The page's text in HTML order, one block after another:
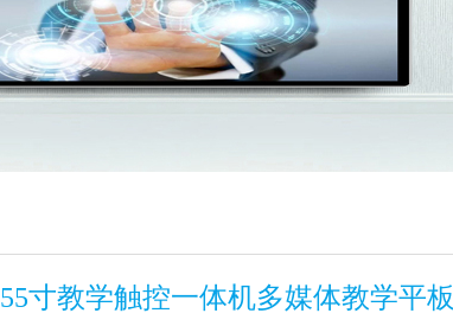
55寸教学触控一体机多媒体教学平板